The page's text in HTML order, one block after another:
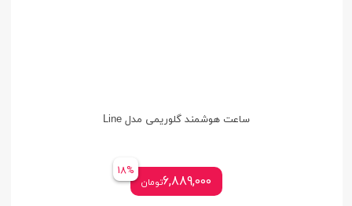
ساعت هوشمند گلوریمی مدل Line
6,889,000تومان
18%